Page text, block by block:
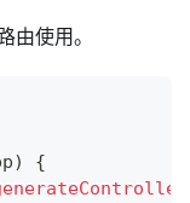
由使用。
)
{